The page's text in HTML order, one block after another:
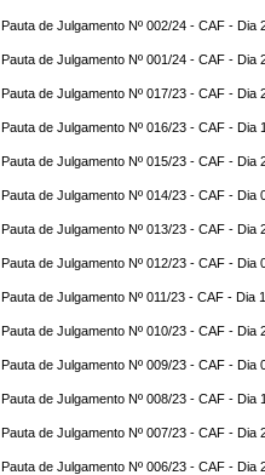
Pauta de Julgamento Nº 002/24 - CAF - Dia
Pauta de Julgamento Nº 001/24 - CAF - Dia
Pauta de Julgamento Nº 017/23 - CAF - Dia
Pauta de Julgamento Nº 016/23 - CAF - Dia
Pauta de Julgamento Nº 015/23 - CAF - Dia
Pauta de Julgamento Nº 014/23 - CAF - Dia
Pauta de Julgamento Nº 013/23 - CAF - Dia
Pauta de Julgamento Nº 012/23 - CAF - Dia
Pauta de Julgamento Nº 011/23 - CAF - Dia
Pauta de Julgamento Nº 010/23 - CAF - Dia
Pauta de Julgamento Nº 009/23 - CAF - Dia
Pauta de Julgamento Nº 008/23 - CAF - Dia
Pauta de Julgamento Nº 007/23 - CAF - Dia
Pauta de Julgamento Nº 006/23 - CAF - Dia